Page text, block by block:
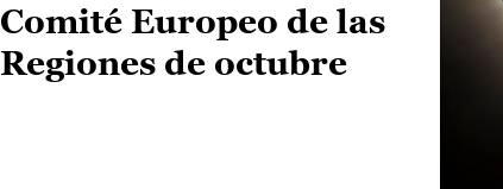
Comité Europeo de las
Regiones de octubre